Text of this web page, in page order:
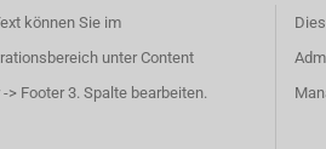
können Sie im
unter Content
> Footer 3. Spalte bearbeiten.